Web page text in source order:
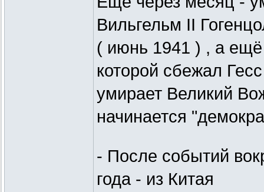
Вильгельм II
( июнь 1941 ) , а ещё
которой сбежал
умирает Великий
начинается
- После событий
года - из Китая